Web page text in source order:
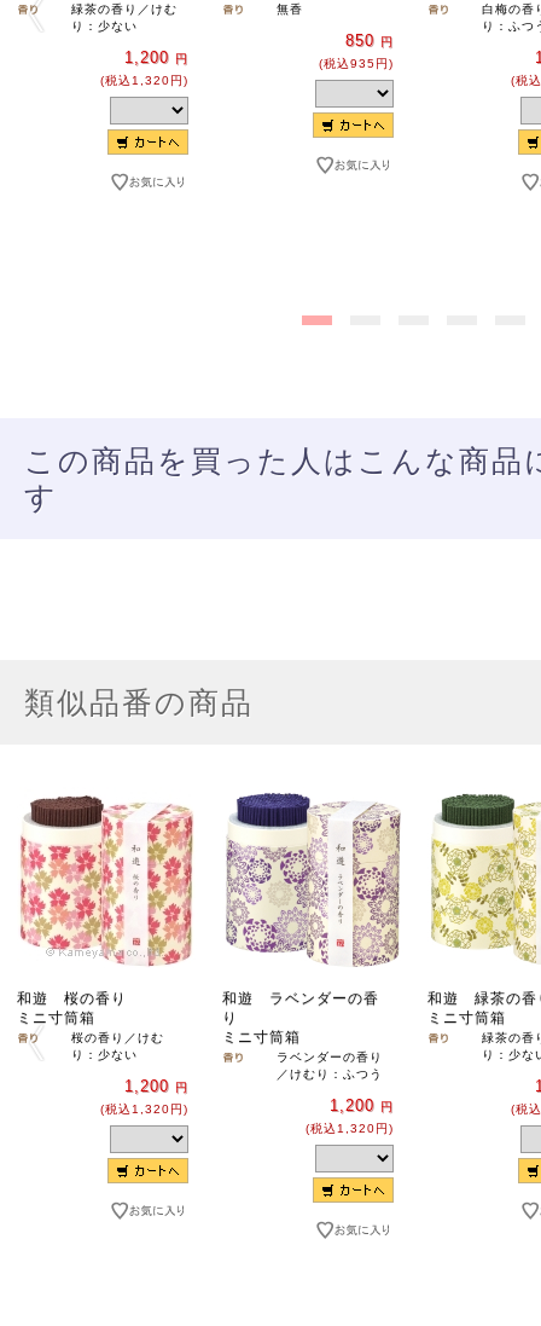
緑茶の香り／けむ
り：少ない
1,200 円
(税込1,320円)
無香
850 円
(税込935円)
白梅の香
り：ふつ
(税
この商品を買った人はこんな商品
す
類似品番の商品
和遊 桜の香り
ミニ寸筒箱
桜の香り／けむ
り：少ない
1,200 円
(税込1,320円)
和遊 ラベンダーの香
り
ミニ寸筒箱
ラベンダーの香り
／けむり：ふつう
1,200 円
(税込1,320円)
和遊 緑茶の香
ミニ寸筒箱
緑茶の香
り：少な
(税